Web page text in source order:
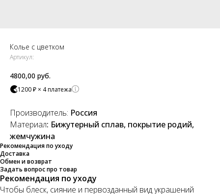
Колье с цветком
Артикул:
4800,00 руб.
1200 ₽ × 4 платежа
Производитель: Россия
Материал: Бижутерный сплав, покрытие родий,
жемчужина
Рекомендация по уходу
Доставка
Обмен и возврат
Задать вопрос про товар
Рекомендация по уходу
Чтобы блеск, сияние и первозданный вид украшений